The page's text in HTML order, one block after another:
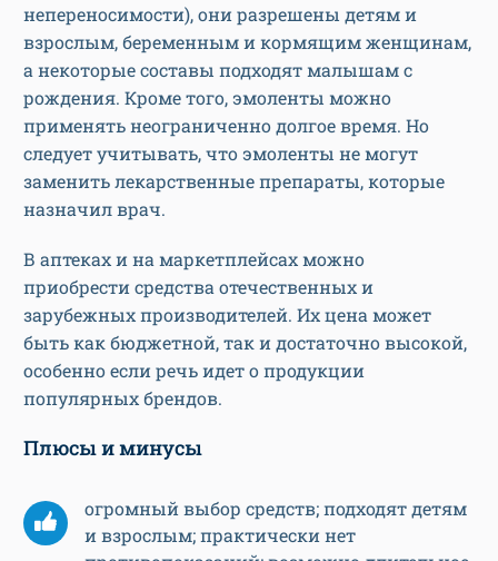
непереносимости), они разрешены детям и
взрослым, беременным и кормящим женщинам,
а некоторые составы подходят малышам с
рождения. Кроме того, эмоленты можно
применять неограниченно долгое время. Но
следует учитывать, что эмоленты не могут
заменить лекарственные препараты, которые
назначил врач.
В аптеках и на маркетплейсах можно
приобрести средства отечественных и
зарубежных производителей. Их цена может
быть как бюджетной, так и достаточно высокой,
особенно если речь идет о продукции
популярных брендов.
Плюсы и минусы
огромный выбор средств; подходят детям
и взрослым; практически нет